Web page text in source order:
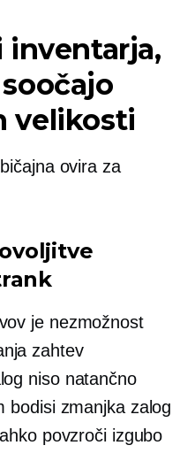
inventarja,
velikosti
ovira za
je nezmožnost
zahtev
niso natančno
bodisi zmanjka zalog
povzroči izgubo